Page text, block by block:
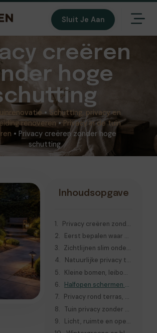
Sluit Je Aan
creëren
hoge
• Schutting, privacy en
renoveren• Privacy in de tuin
• Privacy creëren zonder hoge
schutting
Inhoudsopgave
Privacy creëren zonder hoge schutting: waarom dat goed kan werken
Eerst bepalen waar privacy echt nodig is
Zichtlijnen slim onderbreken in plaats van de hele tuin afsluiten
Natuurlijke privacy tuin met heesters, hagen en klimplanten
Kleine bomen, leibomen en pergola’s voor privacy op hoogte
Halfopen schermen en verticale beplanting gebruiken
Privacy rond terras, zithoek en achterdeur verbeteren
Tuin privacy zonder schutting in een kleine tuin
Licht, ruimte en openheid behouden